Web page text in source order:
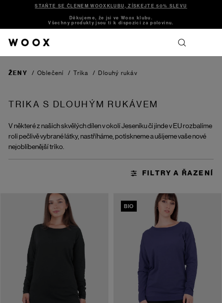
STAŇTE SE ČLENEM WOOXKLUBU, ZÍSKEJTE 50% SLEVU
Děkujeme, že jsi ve Woox klubu.
Všechny produkty jsou ti k dispozici za polovinu.
ŽENY / Oblečení / Trika / Dlouhý rukáv
TRIKA S DLOUHÝM RUKÁVEM
V některé z našich skvělých dílen v okolí Jeseníku či jinde v EU rozbalíme
roli pečlivě vybrané látky, nastříháme, potiskneme a ušijeme vaše nové
nejoblíbenější triko.
BIO